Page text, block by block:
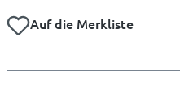
Auf die Merkliste